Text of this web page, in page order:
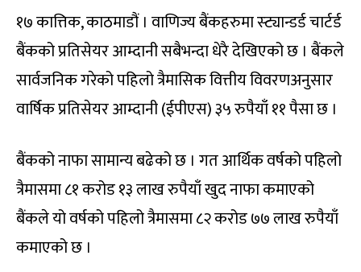
१७ कात्तिक, काठमाडौं । वाणिज्य बैंकहरुमा स्ट्यान्डर्ड चार्टर्ड
बैंकको प्रतिसेयर आम्दानी सबैभन्दा धेरै देखिएको छ । बैंकले
सार्वजनिक गरेको पहिलो त्रैमासिक वित्तीय विवरणअनुसार
वार्षिक प्रतिसेयर आम्दानी (ईपीएस) ३५ रुपैयाँ ११ पैसा छ ।
बैंकको नाफा सामान्य बढेको छ । गत आर्थिक वर्षको पहिलो
त्रैमासमा ८१ करोड १३ लाख रुपैयाँ खुद नाफा कमाएको
बैंकले यो वर्षको पहिलो त्रैमासमा ८२ करोड ७७ लाख रुपैयाँ
कमाएको छ ।